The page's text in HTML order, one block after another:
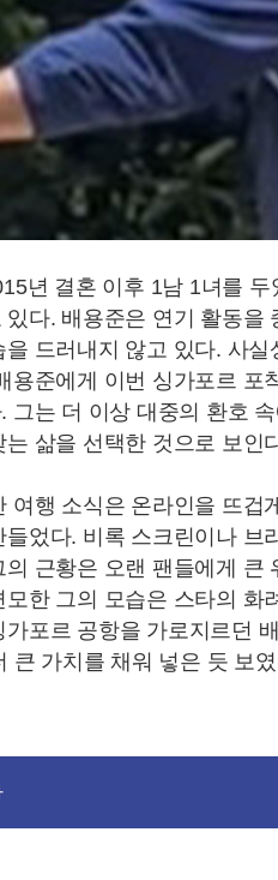
년 결혼 이후 1남 1녀를
다. 배용준은 연기 활동을
드러내지 않고 있다. 사
용준에게 이번 싱가포르
그는 더 이상 대중의 환호
삶을 선택한 것으로 보인
여행 소식은 온라인을 뜨
었다. 비록 스크린이나
근황은 오랜 팬들에게 큰
한 그의 모습은 스타의 화
포르 공항을 가로지르던
큰 가치를 채워 넣은 듯 보